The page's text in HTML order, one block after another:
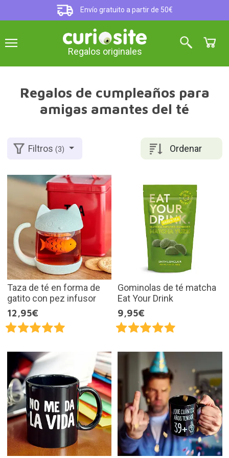
Envío gratuito a partir de 50€
Regalos originales
Regalos de cumpleaños para
amigas amantes del té
Ordenar
Filtros(3)
Taza de té en forma de
gatito con pez infusor
12,95€
Gominolas de té matcha
Eat Your Drink
9,95€